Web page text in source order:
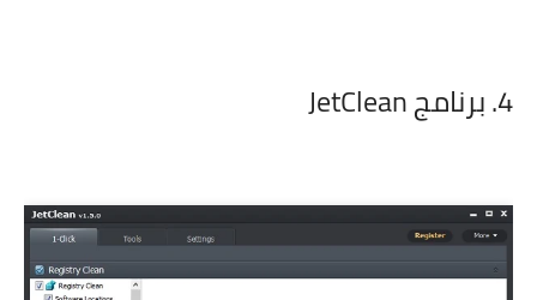
4. برنامج JetClean